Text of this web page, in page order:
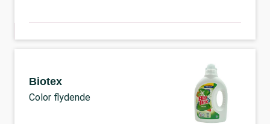
Biotex
Color flydende